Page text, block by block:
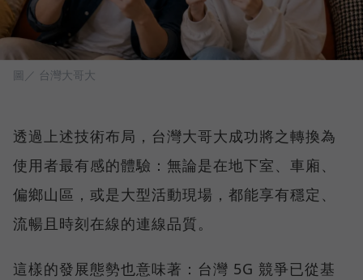
圖／ 台灣大哥大
透過上述技術布局，台灣大哥大成功將之轉換為
使用者最有感的體驗：無論是在地下室、車廂、
偏鄉山區，或是大型活動現場，都能享有穩定、
流暢且時刻在線的連線品質。
這樣的發展態勢也意味著：台灣 5G 競爭已從基